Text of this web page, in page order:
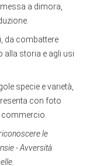
a dimora,
da combattere
alla storia e agli usi
specie e varietà,
con foto
commercio.
le
- Avversità